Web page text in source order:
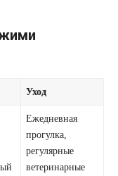
Уход
Ежедневная
прогулка,
регулярные
ветеринарные